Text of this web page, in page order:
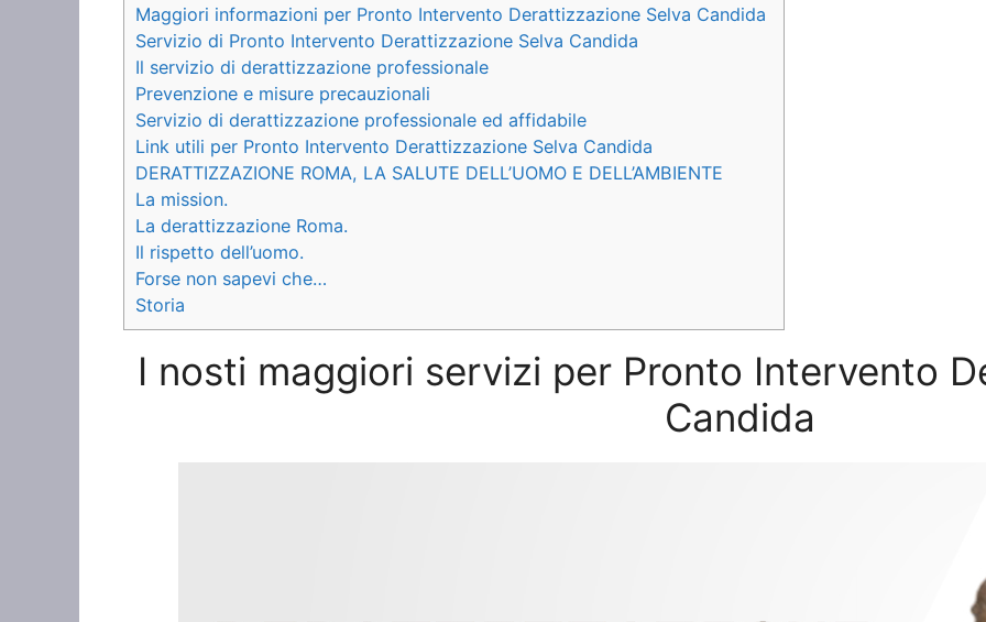
Maggiori informazioni per Pronto Intervento Derattizzazione Selva Candida
Servizio di Pronto Intervento Derattizzazione Selva Candida
Il servizio di derattizzazione professionale
Prevenzione e misure precauzionali
Servizio di derattizzazione professionale ed affidabile
Link utili per Pronto Intervento Derattizzazione Selva Candida
DERATTIZZAZIONE ROMA, LA SALUTE DELL’UOMO E DELL’AMBIENTE
La mission.
La derattizzazione Roma.
Il rispetto dell’uomo.
Forse non sapevi che…
Storia
I nosti maggiori servizi per Pronto Intervento
Candida